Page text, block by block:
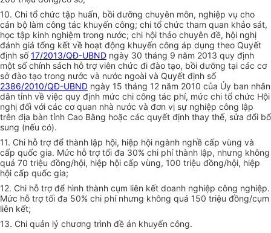
10. Chi tổ chức tập huấn, bồi dưỡng chuyên môn, nghiệp vụ cho
cán bộ làm công tác khuyến công; chi tổ chức tham quan khảo sát,
học tập kinh nghiệm trong nước; chi hội thảo chuyên đề, hội nghị
đánh giá tổng kết về hoạt động khuyến công áp dụng theo Quyết
định số17/2013/QĐ-UBND ngày 30 tháng 9 năm 2013 quy định
một số chính sách hỗ trợ viên chức đi đào tạo, bồi dưỡng tại các cơ
sở đào tạo trong nước và nước ngoài và Quyết định số
2386/2010/QĐ-UBND ngày 15 tháng 12 năm 2010 của Ủy ban nhân
dân tỉnh về việc quy định mức chi công tác phí, mức chi tổ chức Hội
nghị đối với các cơ quan nhà nước và đơn vị sự nghiệp công lập
trên địa bàn tỉnh Cao Bằng hoặc các quyết định thay thế, sửa đổi bổ
sung (nếu có).
11. Chi hỗ trợ để thành lập hội, hiệp hội ngành nghề cấp vùng và
cấp quốc gia. Mức hỗ trợ tối đa 30% chi phí thành lập, nhưng không
quá 70 triệu đồng/hội, hiệp hội cấp vùng, 100 triệu đồng/hội, hiệp
hội cấp quốc gia;
12. Chi hỗ trợ để hình thành cụm liên kết doanh nghiệp công nghiệp.
Mức hỗ trợ tối đa 50% chi phí nhưng không quá 150 triệu đồng/cụm
liên kết;
13. Chi quản lý chương trình đề án khuyến công.